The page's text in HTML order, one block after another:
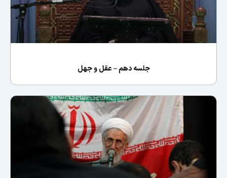
جلسه دهم – عقل و جهل